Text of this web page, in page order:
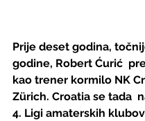
Prije deset godina,
godine, Robert Ćurić
kao trener kormilo NK
Zürich. Croatia se tada
4. Ligi amaterskih